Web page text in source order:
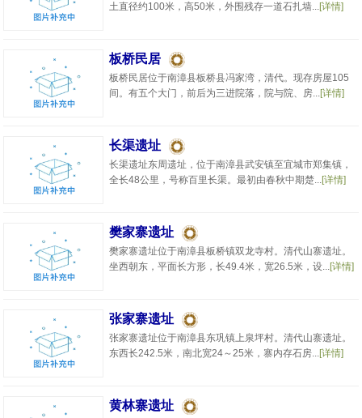
土直径约100米，高50米，外围残存一道石扎墙...[详情]
板桥民居
板桥民居位于南漳县板桥县冯家湾，清代。现存房屋105
间。有五个大门，前后为三进院落，院与院、房...[详情]
长渠遗址
长渠遗址东周遗址，位于南漳县武安镇至宜城市郑集镇，
全长48公里，号称百里长渠。最初由春秋中期楚...[详情]
樊家寨遗址
樊家寨遗址位于南漳县板桥镇双龙寺村。清代山寨遗址。
坐西朝东，平面长方形，长49.4米，宽26.5米，设...[详情]
张家寨遗址
张家寨遗址位于南漳县东巩镇上泉坪村。清代山寨遗址。
东西长242.5米，南北宽24～25米，寨内存石房...[详情]
黄林寨遗址